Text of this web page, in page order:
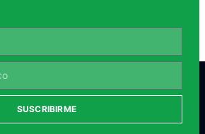
SUSCRIBIRME